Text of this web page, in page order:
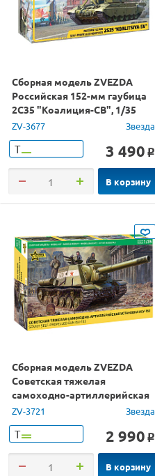
Сборная модель ZVEZDA
Российская 152-мм гаубица
2С35 "Коалиция-СВ", 1/35
ZV-3677 Звезда
Т 3 490 o
В корзину
Сборная модель ZVEZDA
Советская тяжелая
самоходно-артиллерийская
установка ИСУ-152, 1/35
ZV-3721 Звезда
Т 2 990 o
В корзину